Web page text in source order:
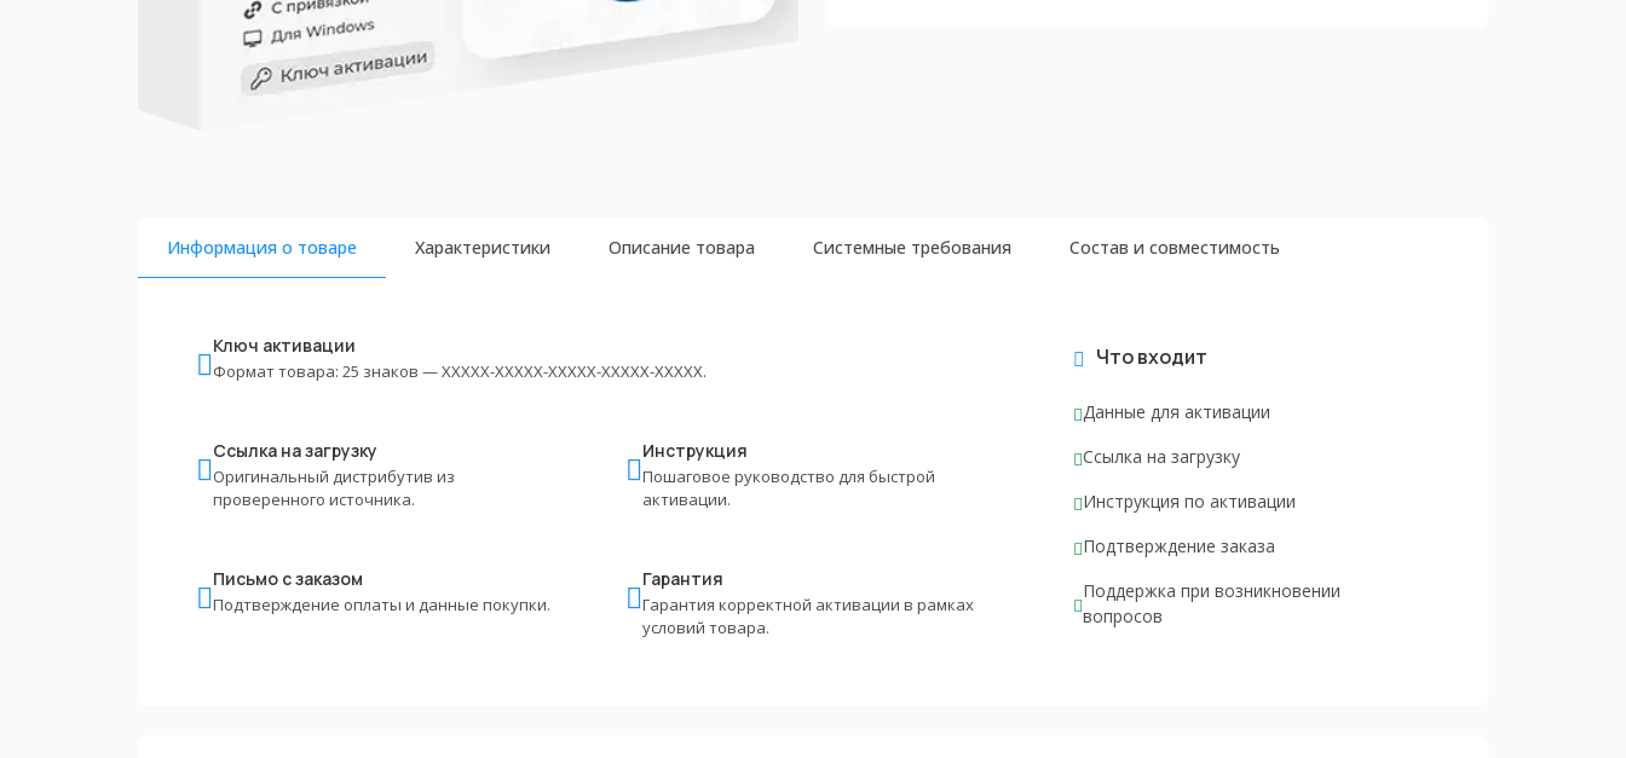
Информация о товаре Характеристики Описание товара Системные требования Состав и совместимость
Ключ активации
Формат товара: 25 знаков — XXXXX-XXXXX-XXXXX-XXXXX-XXXXX.
Ссылка на загрузку
Оригинальный дистрибутив из
проверенного источника.
Инструкция
Пошаговое руководство для быстрой
активации.
Письмо с заказом
Подтверждение оплаты и данные покупки.
Гарантия
Гарантия корректной активации в рамках
условий товара.
Что входит
Данные для активации
Ссылка на загрузку
Инструкция по активации
Подтверждение заказа
Поддержка при возникновении
вопросов